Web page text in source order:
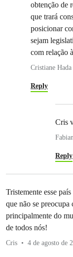
obtenção de
que trará
posicionar
sejam
com relação
Cristiane
Reply
Cris
Reply
Tristemente esse
que não se
principalmente do
de todos nós!
Cris 4 de agosto de